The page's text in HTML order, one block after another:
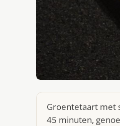
Groentetaart met
45 minuten,